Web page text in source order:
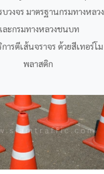
บวงจร มาตรฐานกรมทางหลวง
ละกรมทางหลวงชนบท
ารตีเส้นจราจร ด้วยสีเทอร์โม
พลาสติก